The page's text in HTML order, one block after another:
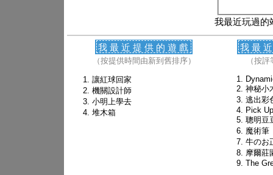
我最近玩過的
我最近提供的遊戲
（按提供時間由新到舊排序）
讓紅球回家
機關設計師
小明上學去
堆木箱
我最
（按
神秘小
逃出彩
Pick Up
聰明豆
魔術筆
牛のお
摩爾莊
The